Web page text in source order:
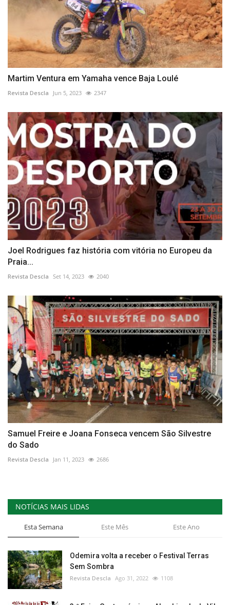
Martim Ventura em Yamaha vence Baja Loulé
Revista Descla Jun 5, 2023 2347
Joel Rodrigues faz história com vitória no Europeu da
Praia...
Revista Descla Set 14, 2023 2040
Samuel Freire e Joana Fonseca vencem São Silvestre
do Sado
Revista Descla Jan 11, 2023 2686
NOTÍCIAS MAIS LIDAS
Esta Semana Este Mês Este Ano
Odemira volta a receber o Festival Terras
Sem Sombra
Revista Descla Ago 31, 2022 1108